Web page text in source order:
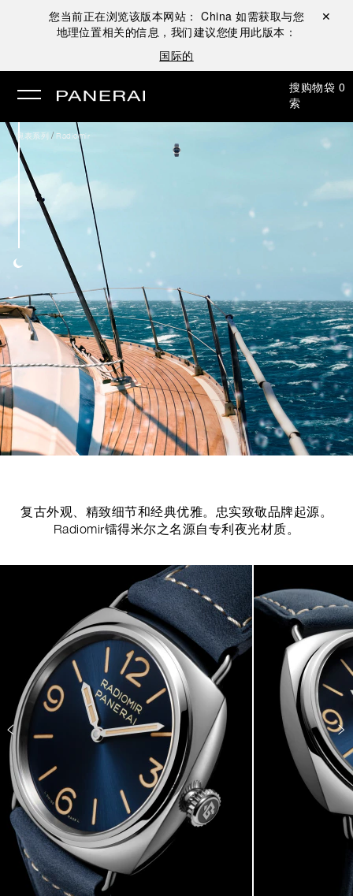
您当前正在浏览该版本网站： China 如需获取与您
地理位置相关的信息，我们建议您使用此版本：
国际的
关闭 ✕
搜
索
购物袋 0
腕表系列 / Radiomir
复古外观、精致细节和经典优雅。忠实致敬品牌起源。
Radiomir镭得米尔之名源自专利夜光材质。
Image